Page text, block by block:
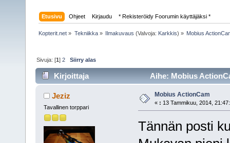
Etusivu Ohjeet Kirjaudu * Rekisteröidy Foorumin käyttäjäksi *
Kopterit.net » Tekniikka» Ilmakuvaus (Valvoja: Karkkis) » Mobius
Sivuja: [1]2 Siirry alas
Kirjoittaja Aihe: Mobius
Jeziz
Tavallinen torppari
Mobius ActionCam
« : 13 Tammikuu, 2014,
Tännän posti